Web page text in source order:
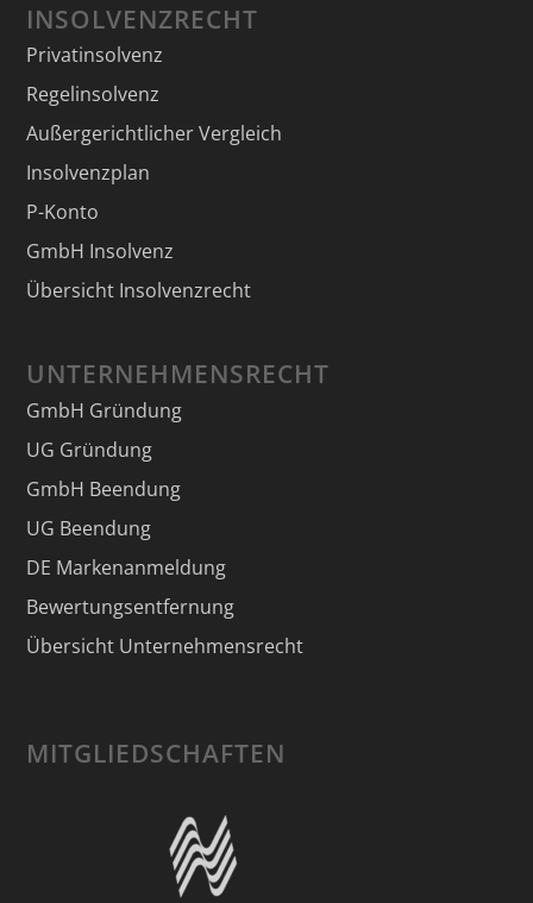
INSOLVENZRECHT
Privatinsolvenz
Regelinsolvenz
Außergerichtlicher Vergleich
Insolvenzplan
P-Konto
GmbH Insolvenz
Übersicht Insolvenzrecht
UNTERNEHMENSRECHT
GmbH Gründung
UG Gründung
GmbH Beendung
UG Beendung
DE Markenanmeldung
Bewertungsentfernung
Übersicht Unternehmensrecht
MITGLIEDSCHAFTEN